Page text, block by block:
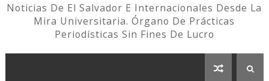
Noticias De El Salvador E Internacionales Desde La
Mira Universitaria. Órgano De Prácticas
Periodísticas Sin Fines De Lucro